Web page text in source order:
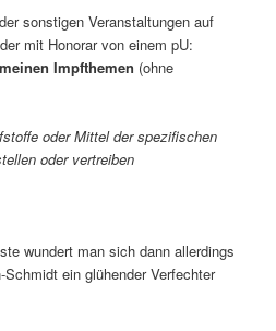
sonstigen Veranstaltungen auf
mit Honorar von einem pU:
Impfthemen (ohne
oder Mittel der spezifischen
oder vertreiben
wundert man sich dann allerdings
ein glühender Verfechter